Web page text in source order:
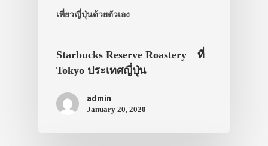
เที่ยวญี่ปุ่นด้วยตัวเอง
Starbucks Reserve Roastery ที่
Tokyo ประเทศญี่ปุ่น
admin
January 20, 2020